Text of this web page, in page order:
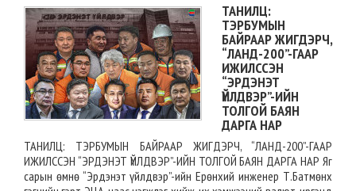
ТАНИЛЦ:
ТЭРБУМЫН
БАЙРААР ЖИГДЭРЧ,
“ЛАНД-200”-ГААР
ИЖИЛССЭН
“ЭРДЭНЭТ
ҮЙЛДВЭР”-ИЙН
ТОЛГОЙ БАЯН
ДАРГА НАР
ТАНИЛЦ: ТЭРБУМЫН БАЙРААР ЖИГДЭРЧ, “ЛАНД-200”-ГААР
ИЖИЛССЭН “ЭРДЭНЭТ ҮЙЛДВЭР”-ИЙН ТОЛГОЙ БАЯН ДАРГА НАР Яг
сарын өмнө “Эрдэнэт үйлдвэр”-ийн Ерөнхий инженер Т.Батмөнх